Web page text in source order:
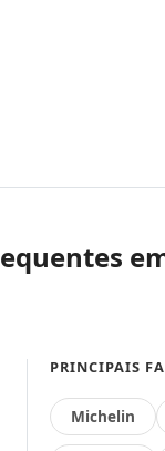
PRINCIPAIS
Michelin